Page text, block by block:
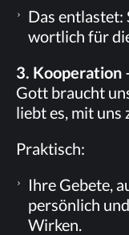
Das
wort­lich für
3. Ko­ope­ra­ti­on
Gott braucht
liebt es, mit uns
Prak­tisch:
Ihre Ge­be­te,
per­sön­lich
Wirken.